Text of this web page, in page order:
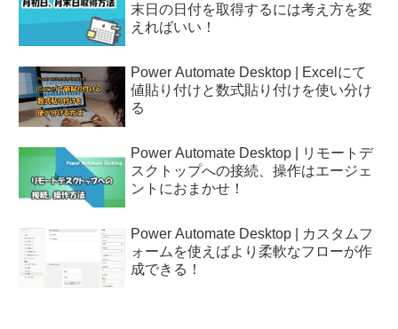
末日の日付を取得するには考え方を変
えればいい！
Power Automate Desktop | Excelにて
値貼り付けと数式貼り付けを使い分け
る
Power Automate Desktop | リモートデ
スクトップへの接続、操作はエージェ
ントにおまかせ！
Power Automate Desktop | カスタムフ
ォームを使えばより柔軟なフローが作
成できる！